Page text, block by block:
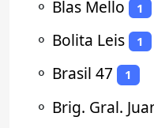
⚬ Blas Mello 1
⚬ Bolita Leis 1
⚬ Brasil 47 1
⚬ Brig. Gral.